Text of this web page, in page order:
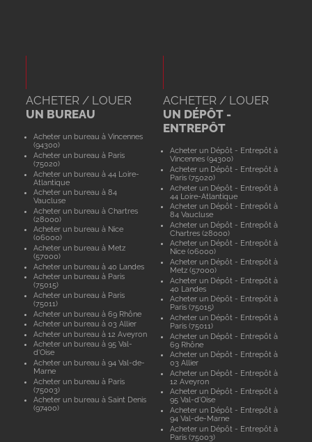
ACHETER / LOUER
UN BUREAU
Acheter un bureau à Vincennes
(94300)
Acheter un bureau à Paris
(75020)
Acheter un bureau à 44 Loire-
Atlantique
Acheter un bureau à 84
Vaucluse
Acheter un bureau à Chartres
(28000)
Acheter un bureau à Nice
(06000)
Acheter un bureau à Metz
(57000)
Acheter un bureau à 40 Landes
Acheter un bureau à Paris
(75015)
Acheter un bureau à Paris
(75011)
Acheter un bureau à 69 Rhône
Acheter un bureau à 03 Allier
Acheter un bureau à 12 Aveyron
Acheter un bureau à 95 Val-
d'Oise
Acheter un bureau à 94 Val-de-
Marne
Acheter un bureau à Paris
(75003)
Acheter un bureau à Saint Denis
(97400)
ACHETER / LOUER
UN DÉPÔT -
ENTREPÔT
Acheter un Dépôt - Entrepôt à
Vincennes (94300)
Acheter un Dépôt - Entrepôt à
Paris (75020)
Acheter un Dépôt - Entrepôt à
44 Loire-Atlantique
Acheter un Dépôt - Entrepôt à
84 Vaucluse
Acheter un Dépôt - Entrepôt à
Chartres (28000)
Acheter un Dépôt - Entrepôt à
Nice (06000)
Acheter un Dépôt - Entrepôt à
Metz (57000)
Acheter un Dépôt - Entrepôt à
40 Landes
Acheter un Dépôt - Entrepôt à
Paris (75015)
Acheter un Dépôt - Entrepôt à
Paris (75011)
Acheter un Dépôt - Entrepôt à
69 Rhône
Acheter un Dépôt - Entrepôt à
03 Allier
Acheter un Dépôt - Entrepôt à
12 Aveyron
Acheter un Dépôt - Entrepôt à
95 Val-d'Oise
Acheter un Dépôt - Entrepôt à
94 Val-de-Marne
Acheter un Dépôt - Entrepôt à
Paris (75003)